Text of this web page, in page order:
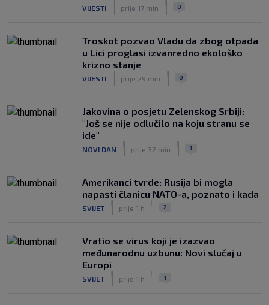
VIJESTI prije 17 min 0
Troskot pozvao Vladu da zbog otpada
u Lici proglasi izvanredno ekološko
krizno stanje
VIJESTI prije 29 min 0
Jakovina o posjetu Zelenskog Srbiji:
"Još se nije odlučilo na koju stranu se
ide"
NOVI DAN prije 32 min 1
Amerikanci tvrde: Rusija bi mogla
napasti članicu NATO-a, poznato i kada
SVIJET prije 1 h 2
Vratio se virus koji je izazvao
međunarodnu uzbunu: Novi slučaj u
Europi
SVIJET prije 1 h 1